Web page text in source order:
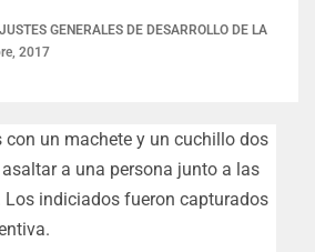
GENERALES DE DESARROLLO DE LA
2017
con un machete y un cuchillo dos
a una persona junto a las
Los indiciados fueron capturados